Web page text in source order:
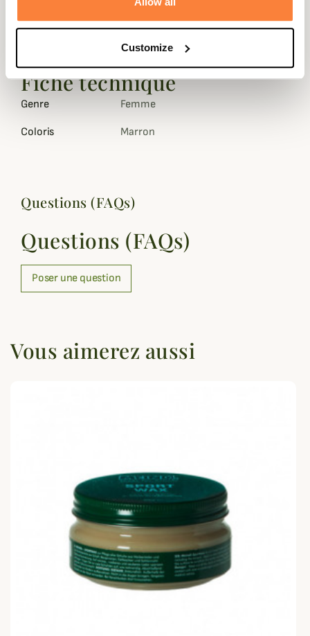
Customize
Ces bottes de chasse par grand froid vous protégeront
en position statique au poste.
Fiche technique
Genre Femme
Coloris Marron
Questions (FAQs)
Questions (FAQs)
Poser une question
Vous aimerez aussi